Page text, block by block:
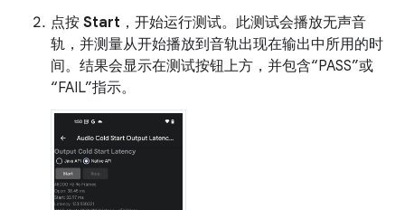
点按 Start ，开始运行测试。此测试会播放无声音
轨，并测量从开始播放到音轨出现在输出中所用的时
间。结果会显示在测试按钮上方，并包含“PASS”或
“FAIL”指示。